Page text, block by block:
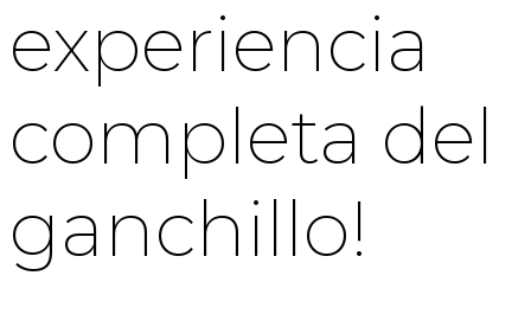
experiencia
completa del
ganchillo!